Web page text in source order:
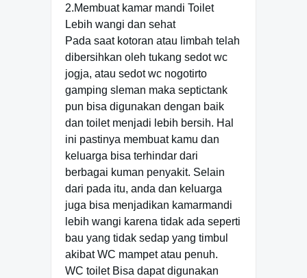
2.Membuat kamar mandi Toilet
Lebih wangi dan sehat
Pada saat kotoran atau limbah telah
dibersihkan oleh tukang sedot wc
jogja, atau sedot wc nogotirto
gamping sleman maka septictank
pun bisa digunakan dengan baik
dan toilet menjadi lebih bersih. Hal
ini pastinya membuat kamu dan
keluarga bisa terhindar dari
berbagai kuman penyakit. Selain
dari pada itu, anda dan keluarga
juga bisa menjadikan kamarmandi
lebih wangi karena tidak ada seperti
bau yang tidak sedap yang timbul
akibat WC mampet atau penuh.
WC toilet Bisa dapat digunakan